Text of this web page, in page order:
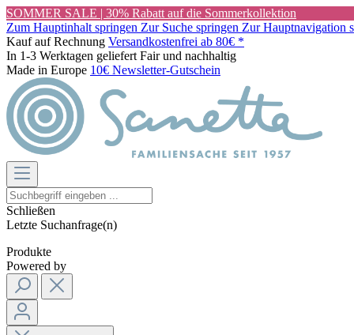
SOMMER SALE | 30% Rabatt auf die Sommerkollektion
Zum Hauptinhalt springen Zur Suche springen Zur Hauptnavigation
Kauf auf Rechnung Versandkostenfrei ab 80€ *
In 1-3 Werktagen geliefert Fair und nachhaltig
Made in Europe 10€ Newsletter-Gutschein
Schließen
Letzte Suchanfrage(n)
Produkte
Powered by